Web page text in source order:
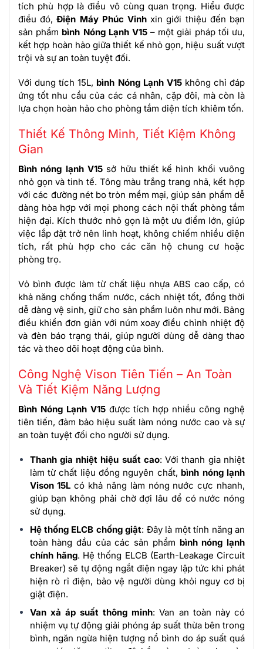
tích phù hợp là điều vô cùng quan trọng. Hiểu được
điều đó,Điện Máy Phúc Vinh xin giới thiệu đến bạn
sản phẩm bình Nóng Lạnh V15– một giải pháp tối ưu,
kết hợp hoàn hảo giữa thiết kế nhỏ gọn, hiệu suất vượt
trội và sự an toàn tuyệt đối.
Với dung tích 15L, bình Nóng Lạnh V15không chỉ đáp
ứng tốt nhu cầu của các cá nhân, cặp đôi, mà còn là
lựa chọn hoàn hảo cho phòng tắm diện tích khiêm tốn.
Thiết Kế Thông Minh, Tiết Kiệm Không
Gian
Bình nóng lạnh V15sở hữu thiết kế hình khối vuông
nhỏ gọn và tinh tế. Tông màu trắng trang nhã, kết hợp
với các đường nét bo tròn mềm mại, giúp sản phẩm dễ
dàng hòa hợp với mọi phong cách nội thất phòng tắm
hiện đại. Kích thước nhỏ gọn là một ưu điểm lớn, giúp
việc lắp đặt trở nên linh hoạt, không chiếm nhiều diện
tích, rất phù hợp cho các căn hộ chung cư hoặc
phòng trọ.
Vỏ bình được làm từ chất liệu nhựa ABS cao cấp, có
khả năng chống thấm nước, cách nhiệt tốt, đồng thời
dễ dàng vệ sinh, giữ cho sản phẩm luôn như mới. Bảng
điều khiển đơn giản với núm xoay điều chỉnh nhiệt độ
và đèn báo trạng thái, giúp người dùng dễ dàng thao
tác và theo dõi hoạt động của bình.
Công Nghệ Vison Tiên Tiến – An Toàn
Và Tiết Kiệm Năng Lượng
Bình Nóng Lạnh V15được tích hợp nhiều công nghệ
tiên tiến, đảm bảo hiệu suất làm nóng nước cao và sự
an toàn tuyệt đối cho người sử dụng.
Thanh gia nhiệt hiệu suất cao: Với thanh gia nhiệt
làm từ chất liệu đồng nguyên chất, bình nóng lạnh
Vison 15L có khả năng làm nóng nước cực nhanh,
giúp bạn không phải chờ đợi lâu để có nước nóng
sử dụng.
Hệ thống ELCB chống giật: Đây là một tính năng an
toàn hàng đầu của các sản phẩm bình nóng lạnh
chính hãng. Hệ thống ELCB (Earth-Leakage Circuit
Breaker) sẽ tự động ngắt điện ngay lập tức khi phát
hiện rò rỉ điện, bảo vệ người dùng khỏi nguy cơ bị
giật điện.
Van xả áp suất thông minh: Van an toàn này có
nhiệm vụ tự động giải phóng áp suất thừa bên trong
bình, ngăn ngừa hiện tượng nổ bình do áp suất quá